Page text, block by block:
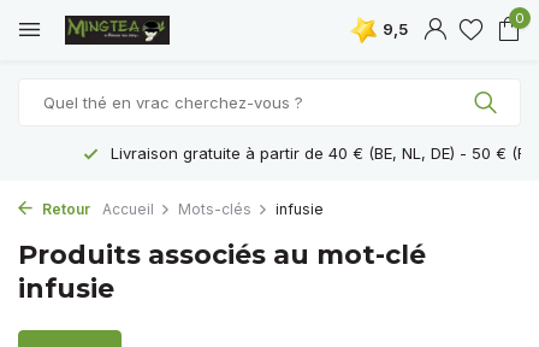
9,5
0
Livraison gratuite à partir de 40 € (BE, NL, DE) - 50 € (FR -
Retour Accueil Mots-clés infusie
Produits associés au mot-clé
infusie